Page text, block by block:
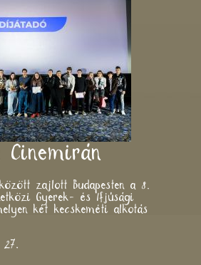
Cinemirán
között zajlott Budapesten a 8.
Gyerek- és Ifjúsági
két kecskeméti alkotás